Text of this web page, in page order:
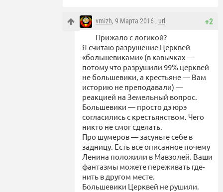
+2
vmizh, 9 Марта 2016 , url
Прижало с логикой?
Я считаю разрушение Церквей
«большевиками» (в кавычках —
потому что разрушили 99% церквей
не большевики, а крестьяне — Вам
историю не преподавали) —
реакцией на Земельный вопрос.
Большевики — просто дэ юрэ
согласились с крестьянством. Чего
никто не смог сделать.
Про шумеров — засуньте себе в
задницу. Есть все описанное почему
Ленина положили в Мавзолей. Ваши
фантазмы можете переживать где-
нить в другом месте.
Большевики Церквей не рушили.